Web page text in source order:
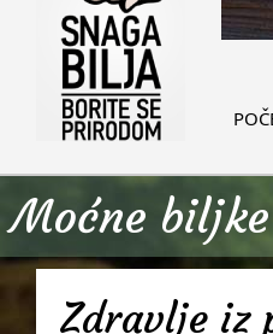
Moćne biljke
Zdravlje iz